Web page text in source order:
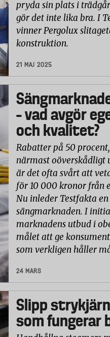
pryda sin plats i
gör det inte lika bra. I
vinner Pergolux
konstruktion.
21 MAJ 2025
– vad avgör
och kvalitet?
Rabatter på 50
närmast oöverskådligt
är det ofta svårt att
för 10 000 kronor från
Nu inleder Testfakta
sängmarknaden. I
marknadens utbud i
målet att ge
som verkligen håller
24 MARS
Slipp
som fungerar